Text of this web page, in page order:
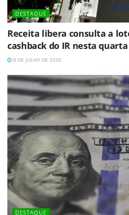
DESTAQUE
Receita libera consulta a
cashback do IR nesta quarta
8 DE JULHO DE 2026
DESTAQUE